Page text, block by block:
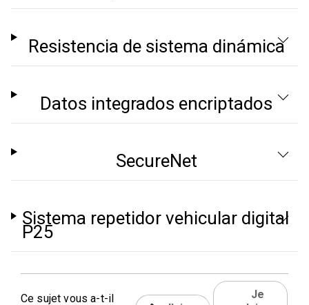
Resistencia de sistema dinámica
Datos integrados encriptados
SecureNet
Sistema repetidor vehicular digital
P25
Ce sujet vous a-t-il
Je